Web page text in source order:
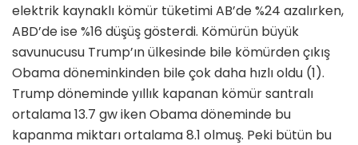
elektrik kaynaklı kömür tüketimi AB’de %24 azalırken,
ABD’de ise %16 düşüş gösterdi. Kömürün büyük
savunucusu Trump’ın ülkesinde bile kömürden çıkış
Obama döneminkinden bile çok daha hızlı oldu (1).
Trump döneminde yıllık kapanan kömür santralı
ortalama 13.7 gw iken Obama döneminde bu
kapanma miktarı ortalama 8.1 olmuş. Peki bütün bu